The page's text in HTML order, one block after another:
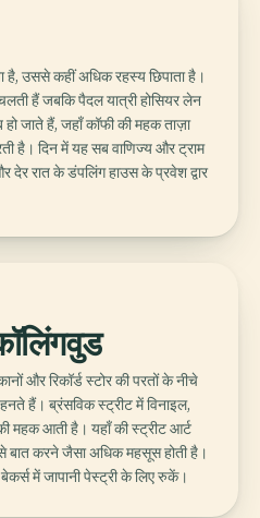
है, उससे कहीं अधिक रहस्य छिपाता है।
हैं जबकि पैदल यात्री होसियर लेन
जाते हैं, जहाँ कॉफी की महक ताज़ा
है। दिन में यह सब वाणिज्य और ट्राम
देर रात के डंपलिंग हाउस के प्रवेश द्वार
और रिकॉर्ड स्टोर की परतों के नीचे
हैं। ब्रंसविक स्ट्रीट में विनाइल,
आती है। यहाँ की स्ट्रीट आर्ट
करने जैसा अधिक महसूस होती है।
में जापानी पेस्ट्री के लिए रुकें।